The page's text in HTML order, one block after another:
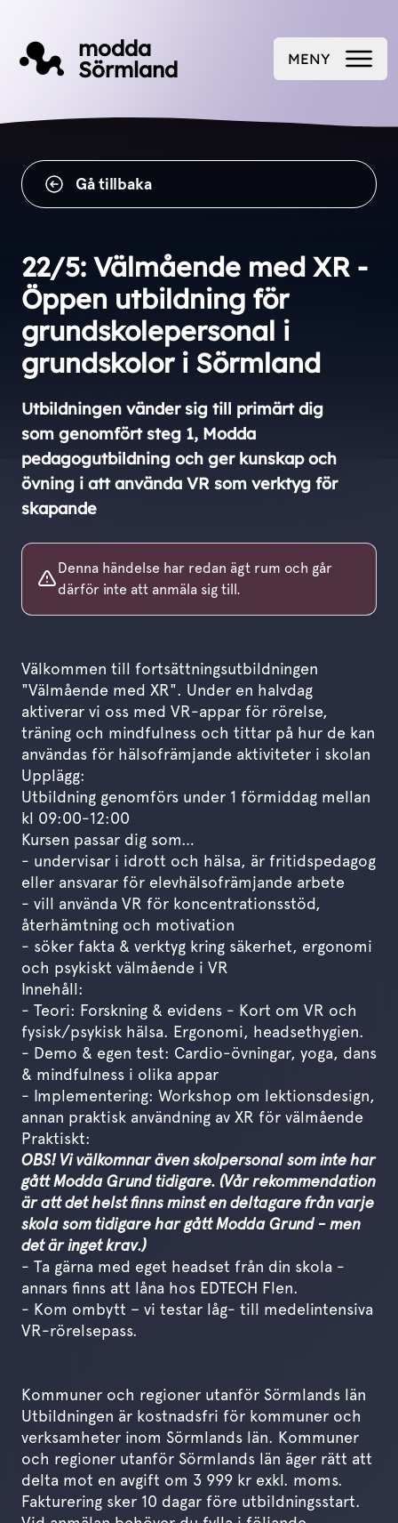
modda
Sörmland
ÖPPNA
MENY
Gå tillbaka
22/5: Välmående med XR -
Öppen utbildning för
grundskolepersonal i
grundskolor i Sörmland
Utbildningen vänder sig till primärt dig
som genomfört steg 1, Modda
pedagogutbildning och ger kunskap och
övning i att använda VR som verktyg för
skapande
Denna händelse har redan ägt rum och går
därför inte att anmäla sig till.
Välkommen till fortsättningsutbildningen
"Välmående med XR". Under en halvdag
aktiverar vi oss med VR-appar för rörelse,
träning och mindfulness och tittar på hur de kan
användas för hälsofrämjande aktiviteter i skolan
Upplägg:
Utbildning genomförs under 1 förmiddag mellan
kl 09:00-12:00
Kursen passar dig som…
- undervisar i idrott och hälsa, är fritidspedagog
eller ansvarar för elev­hälsofrämjande arbete
- vill använda VR för koncentrations­stöd,
återhämtning och motivation
- söker fakta & verktyg kring säkerhet, ergonomi
och psykiskt välmående i VR
Innehåll:
- Teori: Forskning & evidens - Kort om VR och
fysisk/psykisk hälsa. Ergonomi, headsethygien.
- Demo & egen test: Cardio-övningar, yoga, dans
& mindfulness i olika appar
- Implementering: Workshop om lektions­design,
annan praktisk användning av XR för välmående
Praktiskt:
OBS! Vi välkomnar även skolpersonal som inte har
gått Modda Grund tidigare. (Vår rekommendation
är att det helst finns minst en deltagare från varje
skola som tidigare har gått Modda Grund - men
det är inget krav.)
- Ta gärna med eget headset från din skola -
annars finns att låna hos EDTECH Flen.
- Kom ombytt – vi testar låg- till medel­intensiva
VR-rörelsepass.
Kommuner och regioner utanför Sörmlands län
Utbildningen är kostnadsfri för kommuner och
verksamheter inom Sörmlands län. Kommuner
och regioner utanför Sörmlands län äger rätt att
delta mot en avgift om 3 999 kr exkl. moms.
Fakturering sker 10 dagar före utbildningsstart.